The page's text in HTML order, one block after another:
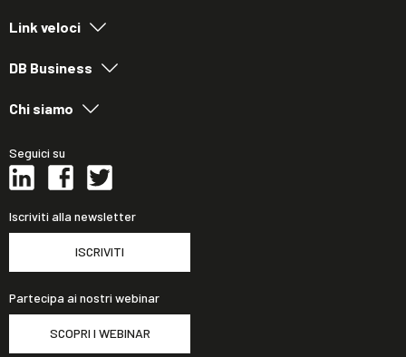
Link veloci
DB Business
Chi siamo
Seguici su
Iscriviti alla newsletter
ISCRIVITI
Partecipa ai nostri webinar
SCOPRI I WEBINAR